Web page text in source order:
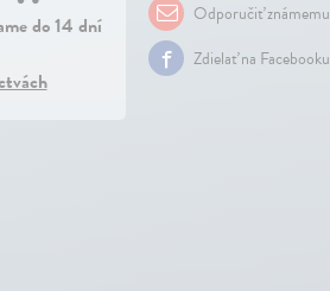
do 14 dní
Odporučiť známemu
Zdielať na Facebooku